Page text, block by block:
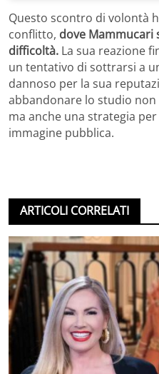
Questo scontro di volontà
conflitto, dove Mammucari
difficoltà. La sua reazione
un tentativo di sottrarsi a
dannoso per la sua
abbandonare lo studio non
ma anche una strategia
immagine pubblica.
ARTICOLI CORRELATI